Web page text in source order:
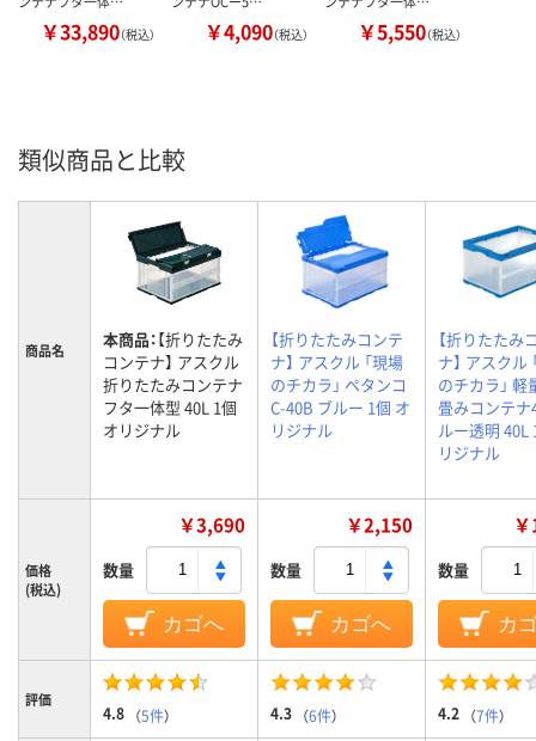
￥33,890（税込） ￥4,090（税込） ￥5,550（税込）
類似商品と比較
商品名 本商品：【折りたたみ
コンテナ】 アスクル
折りたたみコンテナ
フタ一体型 40L 1個
オリジナル
【折りたたみコンテ
ナ】 アスクル 「現場
のチカラ」 ペタンコ
C-40B ブルー 1個 オ
リジナル
【折りたたみ
ナ】 アスクル
のチカラ」 軽
畳みコンテナ
ルー透明 40L
リジナル
価格
(税込)
￥3,690
数量
カゴへ
￥2,150
数量
カゴへ
数量
カ
評価
4.8 （5件） 4.3 （6件） 4.2 （7件）